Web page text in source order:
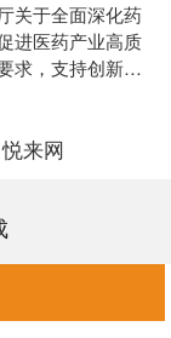
关于全面深化药
进医药产业高质
求，支持创新药
展优化创新药临
经....
悦来网